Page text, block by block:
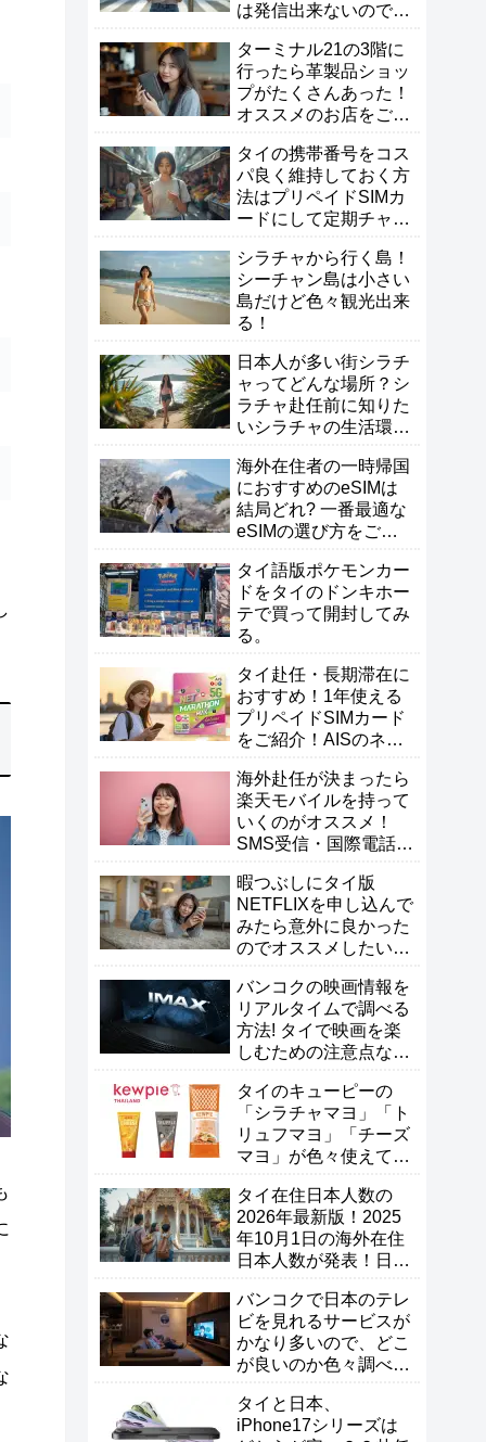
は発信出来ないので注
ターミナル21の3階に
行ったら革製品ショッ
プがたくさんあった！
オススメのお店をご紹
タイの携帯番号をコス
パ良く維持しておく方
法はプリペイドSIMカ
ードにして定期チャー
シラチャから行く島！
シーチャン島は小さい
島だけど色々観光出来
る！
日本人が多い街シラチ
ャってどんな場所？シ
ラチャ赴任前に知りた
いシラチャの生活環境
海外在住者の一時帰国
におすすめのeSIMは
結局どれ? 一番最適な
eSIMの選び方をご紹
タイ語版ポケモンカー
ドをタイのドンキホー
テで買って開封してみ
る。
タイ赴任・長期滞在に
おすすめ！1年使える
プリペイドSIMカード
をご紹介！AISのネッ
海外赴任が決まったら
楽天モバイルを持って
いくのがオススメ！
SMS受信・国際電話・
暇つぶしにタイ版
NETFLIXを申し込んで
みたら意外に良かった
のでオススメしたい！
バンコクの映画情報を
リアルタイムで調べる
方法! タイで映画を楽
しむための注意点な
タイのキューピーの
「シラチャマヨ」「ト
リュフマヨ」「チーズ
マヨ」が色々使えて便
い！
タイ在住日本人数の
2026年最新版！2025
年10月1日の海外在住
日本人数が発表！日本
バンコクで日本のテレ
ビを見れるサービスが
かなり多いので、どこ
が良いのか色々調べて
タイと日本、
iPhone17シリーズは